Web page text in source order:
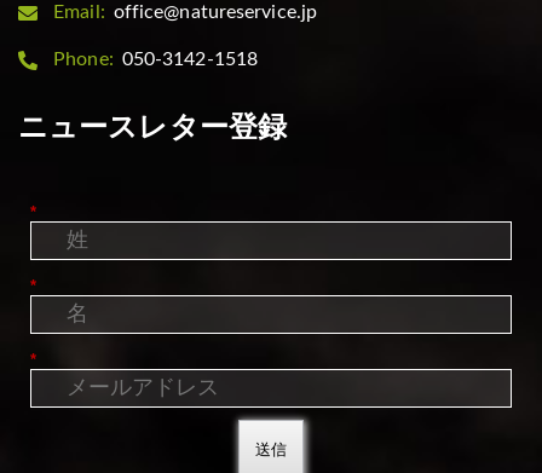
Email: office@natureservice.jp
Phone: 050-3142-1518
ニュースレター登録
*
*
*
送信